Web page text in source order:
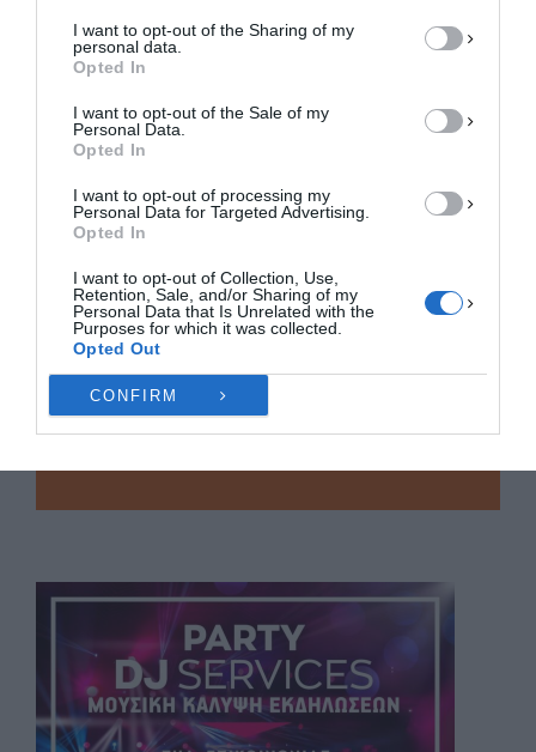
I want to opt-out of the Sharing of my
personal data.
Opted In
I want to opt-out of the Sale of my
Personal Data.
Opted In
I want to opt-out of processing my
Personal Data for Targeted Advertising.
Opted In
I want to opt-out of Collection, Use,
Retention, Sale, and/or Sharing of my
Personal Data that Is Unrelated with the
Purposes for which it was collected.
Opted Out
CONFIRM
ΠΡΟΒΟΛΉ ΠΡΟΤΙΜΉΣΕΩΝ
Πολιτική Cookies